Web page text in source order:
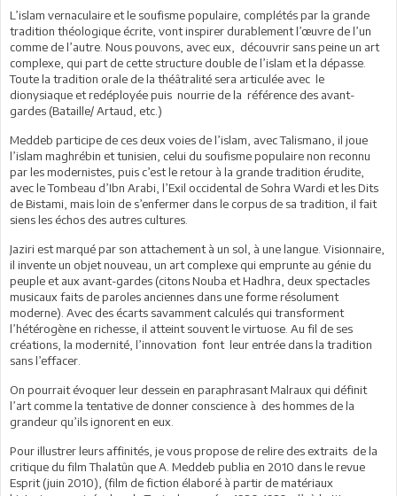
L’islam vernaculaire et le soufisme populaire, complétés par la grande
tradition théologique écrite, vont inspirer durablement l’œuvre de l’un
comme de l’autre. Nous pouvons, avec eux, découvrir sans peine un art
complexe, qui part de cette structure double de l’islam et la dépasse.
Toute la tradition orale de la théâtralité sera articulée avec le
dionysiaque et redéployée puis nourrie de la référence des avant-
gardes (Bataille/ Artaud, etc.)
Meddeb participe de ces deux voies de l’islam, avec Talismano, il joue
l’islam maghrébin et tunisien, celui du soufisme populaire non reconnu
par les modernistes, puis c’est le retour à la grande tradition érudite,
avec le Tombeau d’Ibn Arabi, l’Exil occidental de Sohra Wardi et les Dits
de Bistami, mais loin de s’enfermer dans le corpus de sa tradition, il fait
siens les échos des autres cultures.
Jaziri est marqué par son attachement à un sol, à une langue. Visionnaire,
il invente un objet nouveau, un art complexe qui emprunte au génie du
peuple et aux avant-gardes (citons Nouba et Hadhra, deux spectacles
musicaux faits de paroles anciennes dans une forme résolument
moderne). Avec des écarts savamment calculés qui transforment
l’hétérogène en richesse, il atteint souvent le virtuose. Au fil de ses
créations, la modernité, l’innovation font leur entrée dans la tradition
sans l’effacer.
On pourrait évoquer leur dessein en paraphrasant Malraux qui définit
l’art comme la tentative de donner conscience à des hommes de la
grandeur qu’ils ignorent en eux.
Pour illustrer leurs affinités, je vous propose de relire des extraits de la
critique du film Thalatûn que A. Meddeb publia en 2010 dans le revue
Esprit (juin 2010), (film de fiction élaboré à partir de matériaux